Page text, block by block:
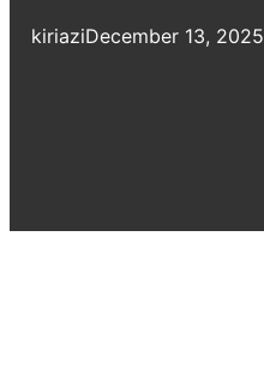
kiriaziDecember 13, 2025